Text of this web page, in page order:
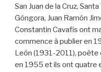
San Juan de la Cruz,
Góngora, Juan Ramón
Constantin Cavafis ont
commence à publier en
León (1931-2011), poète
en 1955 et ils ont quatre